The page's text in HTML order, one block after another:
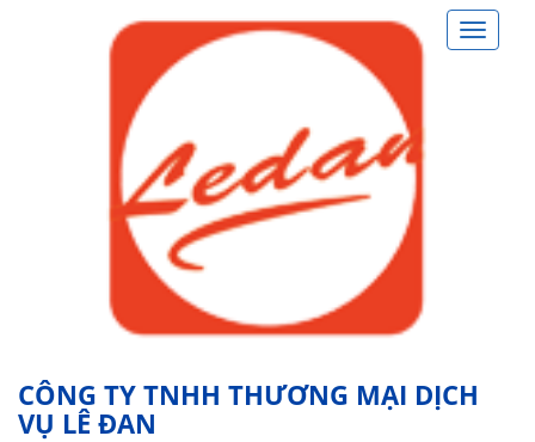
Toggle
CÔNG TY TNHH THƯƠNG MẠI DỊCH
VỤ LÊ ĐAN